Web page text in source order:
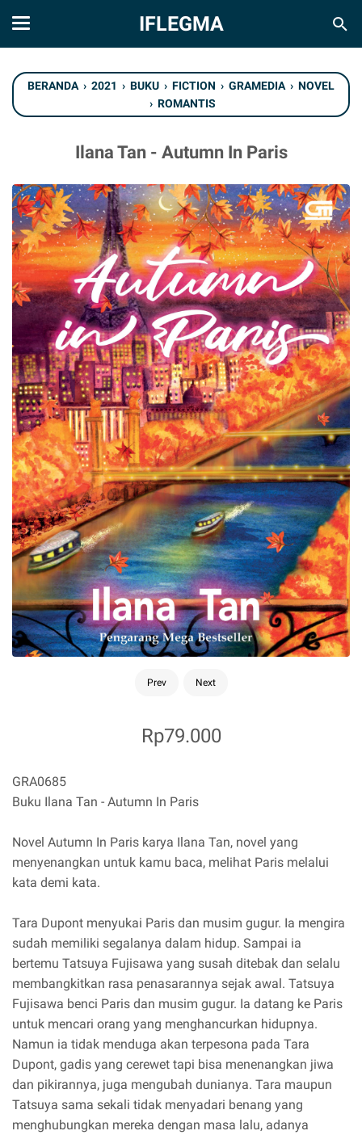
IFLEGMA
BERANDA › 2021 › BUKU › FICTION › GRAMEDIA › NOVEL
› ROMANTIS
Ilana Tan - Autumn In Paris
Prev Next
Rp79.000
GRA0685
Buku Ilana Tan - Autumn In Paris
Novel Autumn In Paris karya Ilana Tan, novel yang
menyenangkan untuk kamu baca, melihat Paris melalui
kata demi kata.
Tara Dupont menyukai Paris dan musim gugur. Ia mengira
sudah memiliki segalanya dalam hidup. Sampai ia
bertemu Tatsuya Fujisawa yang susah ditebak dan selalu
membangkitkan rasa penasarannya sejak awal. Tatsuya
Fujisawa benci Paris dan musim gugur. Ia datang ke Paris
untuk mencari orang yang menghancurkan hidupnya.
Namun ia tidak menduga akan terpesona pada Tara
Dupont, gadis yang cerewet tapi bisa menenangkan jiwa
dan pikirannya, juga mengubah dunianya. Tara maupun
Tatsuya sama sekali tidak menyadari benang yang
menghubungkan mereka dengan masa lalu, adanya